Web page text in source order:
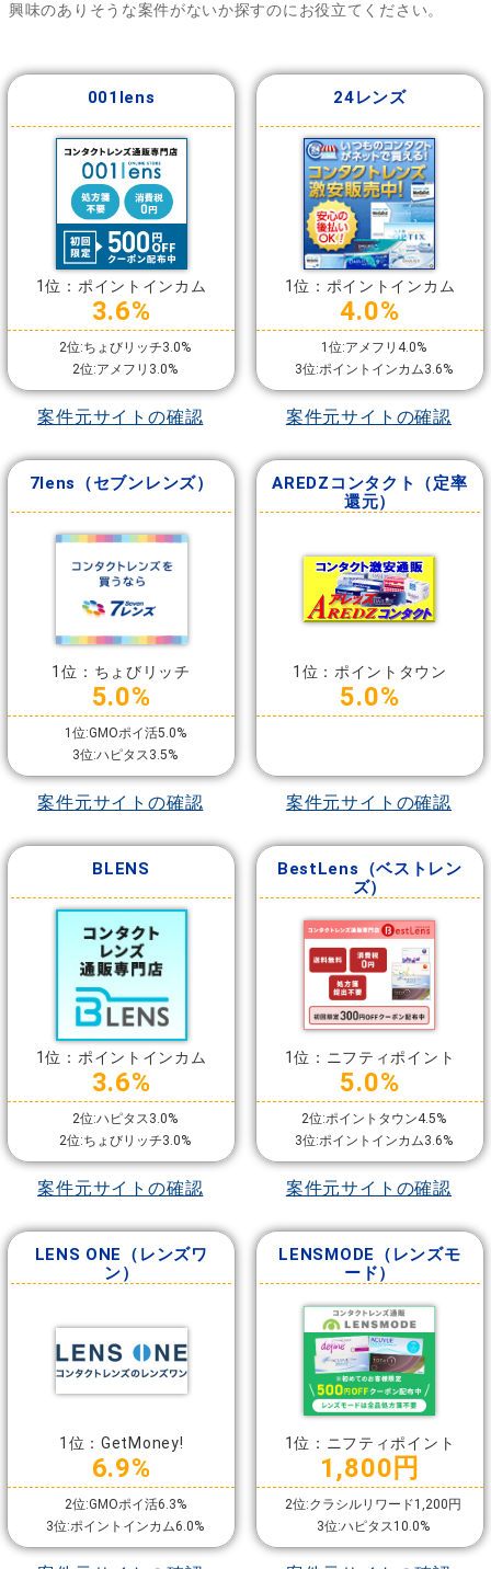
興味のありそうな案件がないか探すのにお役立てください。
001lens
1位：ポイントインカム
3.6%
2位:ちょびリッチ3.0%
2位:アメフリ3.0%
案件元サイトの確認
24レンズ
1位：ポイントインカム
4.0%
1位:アメフリ4.0%
3位:ポイントインカム3.6%
案件元サイトの確認
7lens（セブンレンズ）
1位：ちょびリッチ
5.0%
1位:GMOポイ活5.0%
3位:ハピタス3.5%
案件元サイトの確認
AREDZコンタクト（定率
還元）
1位：ポイントタウン
5.0%
案件元サイトの確認
BLENS
1位：ポイントインカム
3.6%
2位:ハピタス3.0%
2位:ちょびリッチ3.0%
案件元サイトの確認
BestLens（ベストレン
ズ）
1位：ニフティポイント
5.0%
2位:ポイントタウン4.5%
3位:ポイントインカム3.6%
案件元サイトの確認
LENS ONE（レンズワ
ン）
1位：GetMoney!
6.9%
2位:GMOポイ活6.3%
3位:ポイントインカム6.0%
LENSMODE（レンズモ
ード）
1位：ニフティポイント
1,800円
2位:クラシルリワード1,200円
3位:ハピタス10.0%